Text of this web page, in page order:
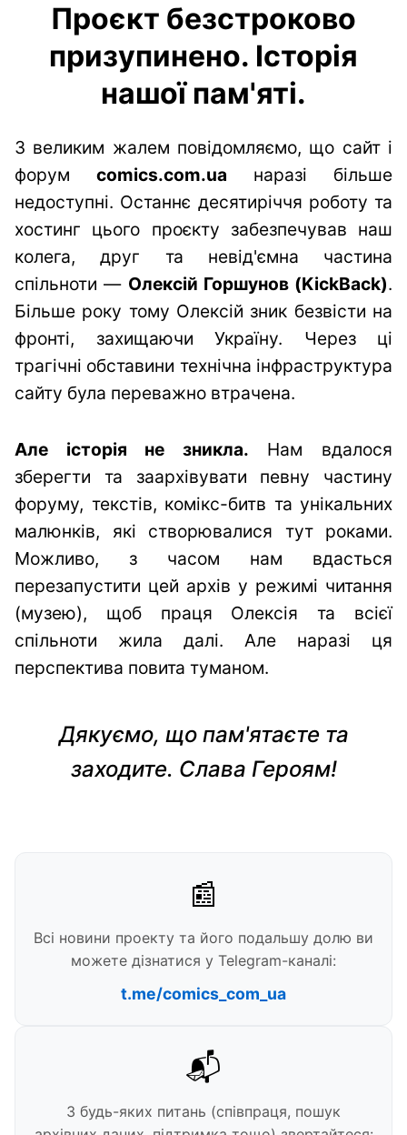
Проєкт безстроково
призупинено. Історія
нашої пам'яті.
З великим жалем повідомляємо, що сайт і
форум comics.com.ua наразі більше
недоступні. Останнє десятиріччя роботу та
хостинг цього проєкту забезпечував наш
колега, друг та невід'ємна частина
спільноти — Олексій Горшунов (KickBack).
Більше року тому Олексій зник безвісти на
фронті, захищаючи Україну. Через ці
трагічні обставини технічна інфраструктура
сайту була переважно втрачена.
Але історія не зникла. Нам вдалося
зберегти та заархівувати певну частину
форуму, текстів, комікс-битв та унікальних
малюнків, які створювалися тут роками.
Можливо, з часом нам вдасться
перезапустити цей архів у режимі читання
(музею), щоб праця Олексія та всієї
спільноти жила далі. Але наразі ця
перспектива повита туманом.
Дякуємо, що пам'ятаєте та
заходите. Слава Героям!
📰
Всі новини проекту та його подальшу долю ви
можете дізнатися у Telegram-каналі:
t.me/comics_com_ua
📬
З будь-яких питань (співпраця, пошук